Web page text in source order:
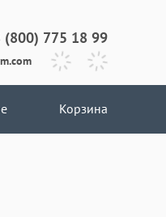
(800) 775 18 99
Корзина